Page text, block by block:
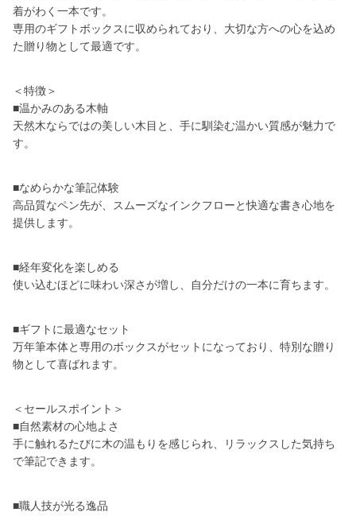
着がわく一本です。
専用のギフトボックスに収められており、大切な方への心を込め
た贈り物として最適です。
＜特徴＞
■温かみのある木軸
天然木ならではの美しい木目と、手に馴染む温かい質感が魅力で
す。
■なめらかな筆記体験
高品質なペン先が、スムーズなインクフローと快適な書き心地を
提供します。
■経年変化を楽しめる
使い込むほどに味わい深さが増し、自分だけの一本に育ちます。
■ギフトに最適なセット
万年筆本体と専用のボックスがセットになっており、特別な贈り
物として喜ばれます。
＜セールスポイント＞
■自然素材の心地よさ
手に触れるたびに木の温もりを感じられ、リラックスした気持ち
で筆記できます。
■職人技が光る逸品